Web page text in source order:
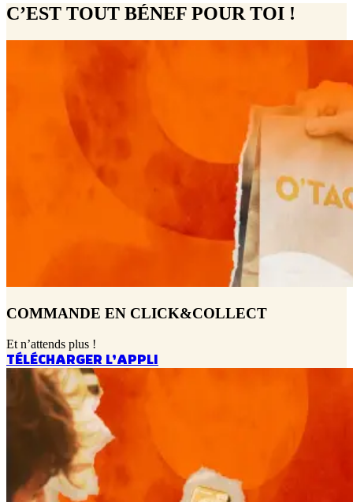
C’EST TOUT BÉNEF POUR TOI !
COMMANDE EN CLICK&COLLECT
Et n’attends plus !
TÉLÉCHARGER L’APPLI